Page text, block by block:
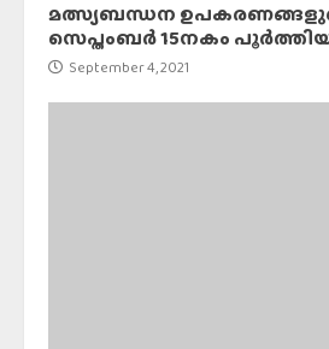
മത്സ്യബന്ധന
സെപ്തംബര്‍ 15നകം
September 4, 2021